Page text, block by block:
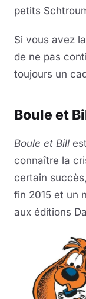
petits
Si vous avez
de ne pas
toujours un
Boule et
Boule et Bill
connaître la
certain
fin 2015 et un
aux éditions